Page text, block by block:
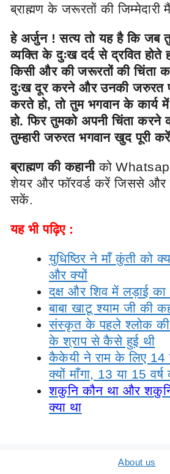
ब्राह्मण के जरूरतों की जिम्मेदारी
हे अर्जुन ! सत्य तो यह है कि जब
व्यक्ति के दुःख दर्द से द्रवित होते
किसी और की जरूरतों की चिंता
दुःख दूर करने और उनकी जरुरत
करते हो, तो तुम भगवान के कार्य में
हो.फिर तुमको अपनी चिंता करने
तुम्हारी जरुरत भगवान खुद पूरी
ब्राह्मण की कहानीको
शेयर और फॉरवर्ड करें जिससे और
सकें.
यह भी पढ़िए :
युधिष्ठिर ने माँ कुंती को
और क्यों
दक्ष और शिव में लड़ाई का
बाबा खाटू श्याम जी की
संस्कृत के पहले श्लोक की
के श्राप से कैसे हुई थी
कैकेयी ने राम के लिए 14
क्यों माँगा, 13 या 15 वर्ष
शकुनि कौन था और
क्या था
About us